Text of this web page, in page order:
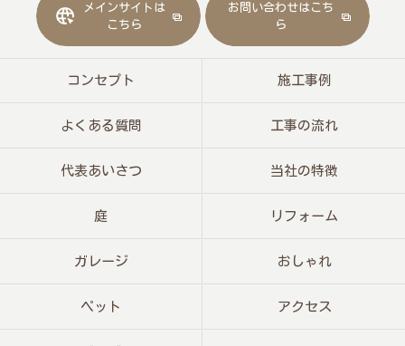
メインサイトは
こちら
お問い合わせはこち
ら
コンセプト 施工事例
よくある質問 工事の流れ
代表あいさつ 当社の特徴
庭 リフォーム
ガレージ おしゃれ
ペット アクセス